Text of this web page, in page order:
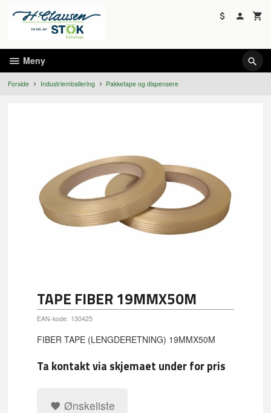
innholdet
Meny
Forside Industriemballering Pakketape og dispensere
TAPE FIBER 19MMX50M
EAN-kode: 130425
FIBER TAPE (LENGDERETNING) 19MMX50M
Ta kontakt via skjemaet under for pris
Ønskeliste